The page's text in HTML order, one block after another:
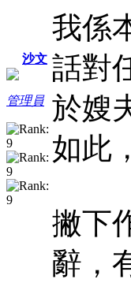
沙文
管理員
我係
話對
於嫂
如此
撇下
辭，